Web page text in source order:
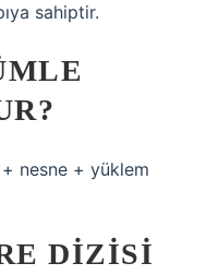
sahiptir.
+ nesne + yüklem
DIZISI